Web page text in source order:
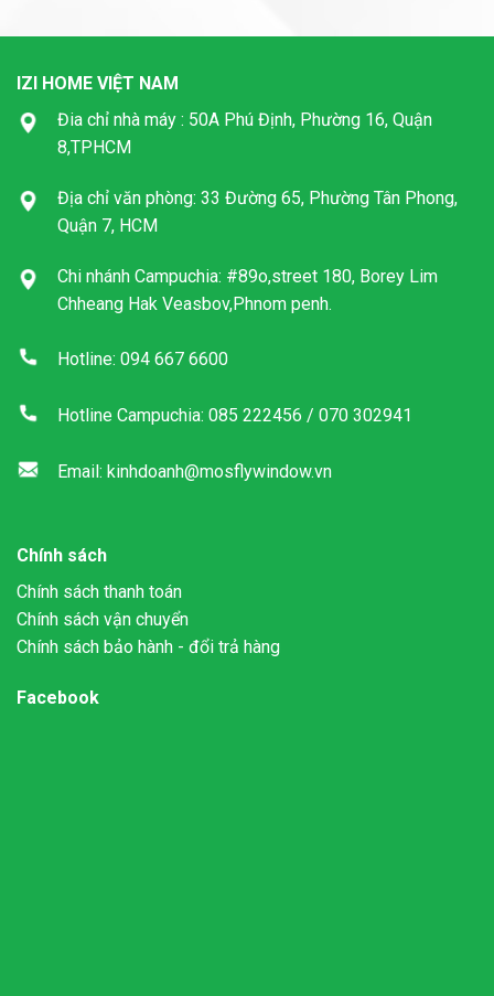
IZI HOME VIỆT NAM
Đia chỉ nhà máy : 50A Phú Định, Phường 16, Quận
8,TPHCM
Địa chỉ văn phòng: 33 Đường 65, Phường Tân Phong,
Quận 7, HCM
Chi nhánh Campuchia: #89o,street 180, Borey Lim
Chheang Hak Veasbov,Phnom penh.
Hotline: 094 667 6600
Hotline Campuchia: 085 222456 / 070 302941
Email: kinhdoanh@mosflywindow.vn
Chính sách
Chính sách thanh toán
Chính sách vận chuyển
Chính sách bảo hành - đổi trả hàng
Facebook